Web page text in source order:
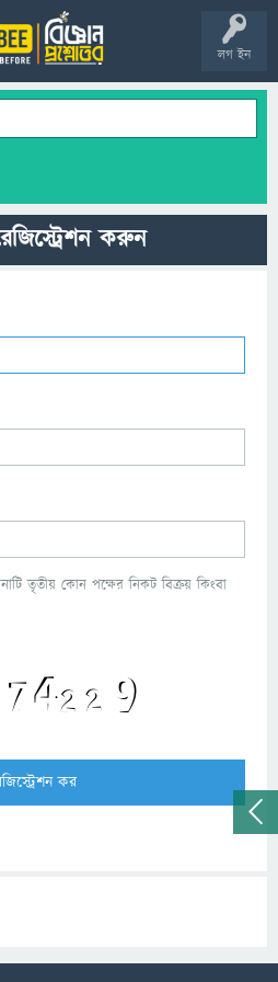
লগ ইন
করুন
তৃতীয় কোন পক্ষের নিকট বিক্রয় কিংবা